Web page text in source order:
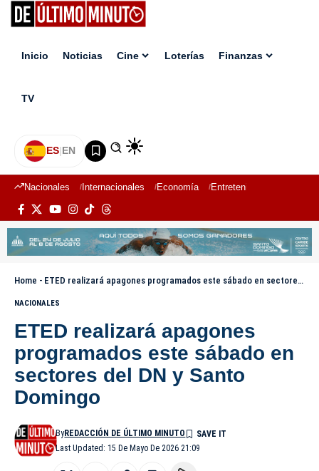
Inicio Noticias Cine Loterías Finanzas
TV
ES|EN
Nacionales Internacionales Economía Entretenimiento
Home - ETED realizará apagones programados este sábado en sectores del DN y Santo Domingo
NACIONALES
ETED realizará apagones
programados este sábado en
sectores del DN y Santo
Domingo
Last Updated: 15 De Mayo De 2026 21:09
ByREDACCIÓN DE ÚLTIMO MINUTO